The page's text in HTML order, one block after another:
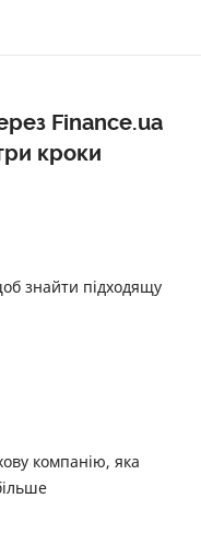
Finance.ua
кроки
знайти підходящу
компанію, яка